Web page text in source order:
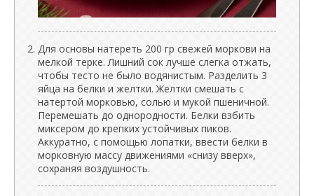
Для основы натереть 200 гр свежей моркови на
мелкой терке. Лишний сок лучше слегка отжать,
чтобы тесто не было водянистым. Разделить 3
яйца на белки и желтки. Желтки смешать с
натертой морковью, солью и мукой пшеничной.
Перемешать до однородности. Белки взбить
миксером до крепких устойчивых пиков.
Аккуратно, с помощью лопатки, ввести белки в
морковную массу движениями «снизу вверх»,
сохраняя воздушность.